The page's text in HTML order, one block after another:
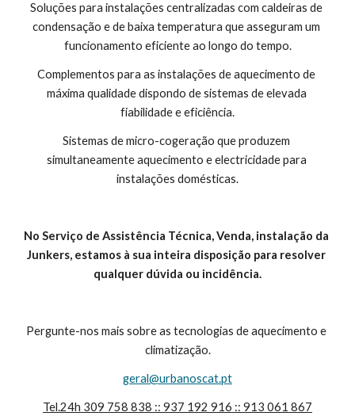
Soluções para instalações centralizadas com caldeiras de
condensação e de baixa temperatura que asseguram um
funcionamento eficiente ao longo do tempo.
Complementos para as instalações de aquecimento de
máxima qualidade dispondo de sistemas de elevada
fiabilidade e eficiência.
Sistemas de micro-cogeração que produzem
simultaneamente aquecimento e electricidade para
instalações domésticas.
No Serviço de Assistência Técnica, Venda, instalação da
Junkers, estamos à sua inteira disposição para resolver
qualquer dúvida ou incidência.
Pergunte-nos mais sobre as tecnologias de aquecimento e
climatização.
geral@urbanoscat.pt
Tel.24h 309 758 838 :: 937 192 916 :: 913 061 867